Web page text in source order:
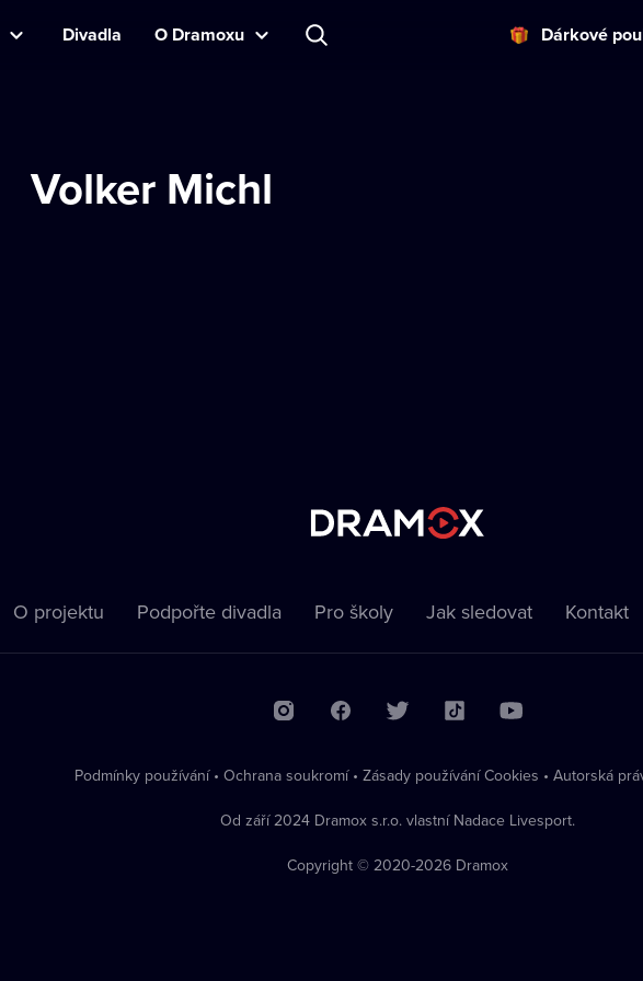
Divadla O Dramoxu Dárkové
Volker Michl
O projektu Podpořte divadla Pro školy Jak sledovat Kontakt
Podmínky používání • Ochrana soukromí • Zásady používání Cookies • Autorská
Od září 2024 Dramox s.r.o. vlastní Nadace Livesport.
Copyright © 2020-2026 Dramox